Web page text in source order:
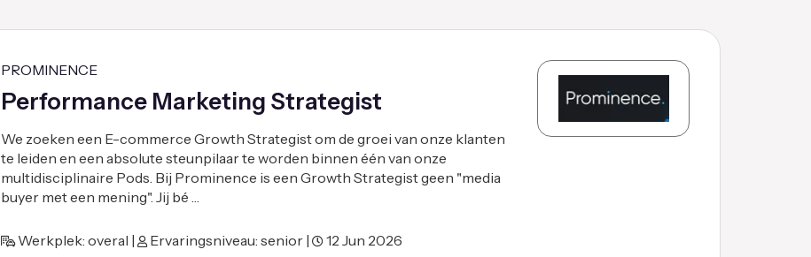
PROMINENCE
Performance Marketing Strategist
We zoeken een E-commerce Growth Strategist om de groei van onze klanten
te leiden en een absolute steunpilaar te worden binnen één van onze
multidisciplinaire Pods. Bij Prominence is een Growth Strategist geen "media
buyer met een mening". Jij bé …
Werkplek: overal | Ervaringsniveau: senior | 12 Jun 2026